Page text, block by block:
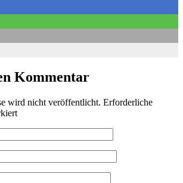
Kommentar
wird nicht veröffentlicht. Erforderliche